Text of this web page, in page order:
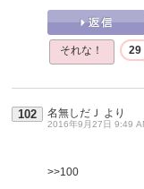
それな！ 29
102 名無しだＪ より
2016年9月27日 9:49
>>100